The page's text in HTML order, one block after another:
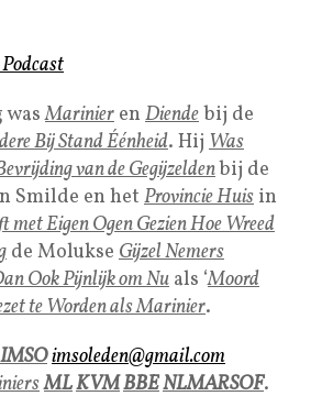
wasMarinier en Diendebij de
Bij Stand Éénheid. Hij Was
van de Gegijzeldenbij de
Smilde en het Provincie Huis in
met Eigen Ogen Gezien Hoe Wreed
de Molukse Gijzel Nemers
Ook Pijnlijk om Nu als ‘Moord
te Worden als Marinier.
IMSOimsoleden@gmail.com
MLKVMBBENLMARSOF.